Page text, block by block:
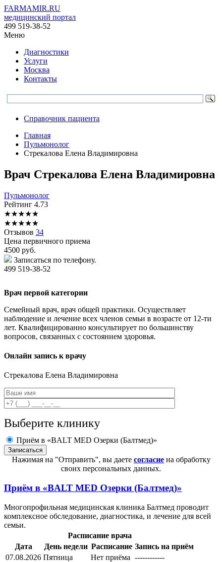
FARMAMIR.RU
медицинский портал
499 519-38-52
Меню
Диагностики
Услуги
Москва
Контакты
Справочник пациента
Главная
Пульмонолог
Стрекалова Елена Владимировна
Врач Стрекалова Елена Владимировна
Пульмонолог
Рейтинг 4.73
★★★★★
★★★★★
Отзывов 34
Цена первичного приема
4500 руб.
Записаться по телефону.
499 519-38-52
Врач первой категории
Семейный врач, врач общей практики. Осуществляет
наблюдение и лечение всех членов семьи в возрасте от 12-ти
лет. Квалифицированно консультирует по большинству
вопросов, связанных с состоянием здоровья.
Онлайн запись к врачу
Стрекалова Елена Владимировна
Выберите клинику
Приём в «BALT MED Озерки (Балтмед)»
Нажимая на "Отправить", вы даете согласиена обработку
своих персональных данных.
Приём в «BALT MED Озерки (Балтмед)»
Многопрофильная медицинская клиника Балтмед проводит
комплексное обследование, диагностика, и лечение для всей
семьи.
Расписание врача
Дата
День недели Расписание Запись на приём
07.08.2026 Пятница Нет приёма ------------